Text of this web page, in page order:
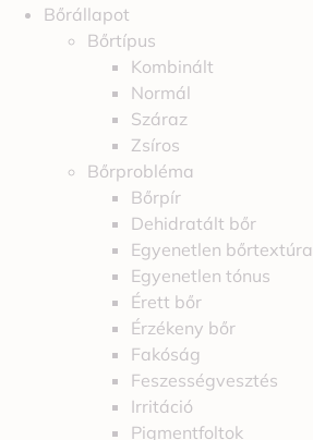
Bőrállapot
Bőrtípus
Kombinált
Normál
Száraz
Zsíros
Bőrprobléma
Bőrpír
Dehidratált bőr
Egyenetlen bőrtextúra
Egyenetlen tónus
Érett bőr
Érzékeny bőr
Fakóság
Feszességvesztés
Irritáció
Pigmentfoltok